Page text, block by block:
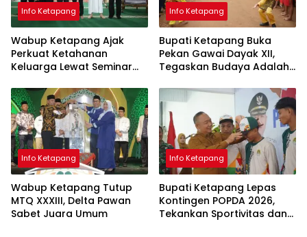
Info Ketapang
Wabup Ketapang Ajak
Perkuat Ketahanan
Keluarga Lewat Seminar
Info Ketapang
Bupati Ketapang Buka
Pekan Gawai Dayak XII,
Tegaskan Budaya Adalah
Info Ketapang
Wabup Ketapang Tutup
MTQ XXXIII, Delta Pawan
Sabet Juara Umum
Info Ketapang
Bupati Ketapang Lepas
Kontingen POPDA 2026,
Tekankan Sportivitas dan